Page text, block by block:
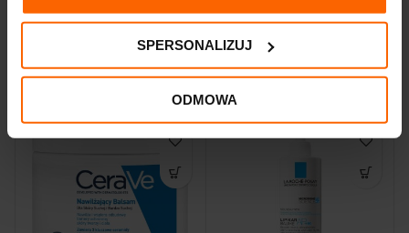
SPERSONALIZUJ
ODMOWA
PODOBNE PRODUKTY